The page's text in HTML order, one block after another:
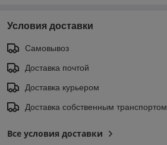
Условия доставки
Самовывоз
Доставка почтой
Доставка курьером
Доставка собственным транспортом
Все условия доставки